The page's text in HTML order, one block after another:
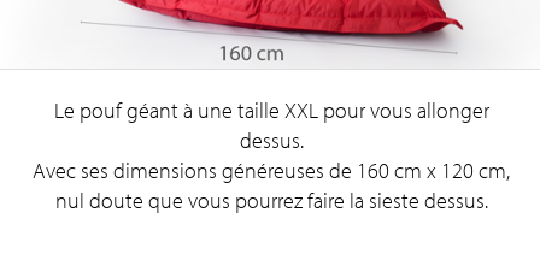
Le pouf géant à une taille XXL pour vous allonger
dessus.
Avec ses dimensions généreuses de 160 cm x 120 cm,
nul doute que vous pourrez faire la sieste dessus.